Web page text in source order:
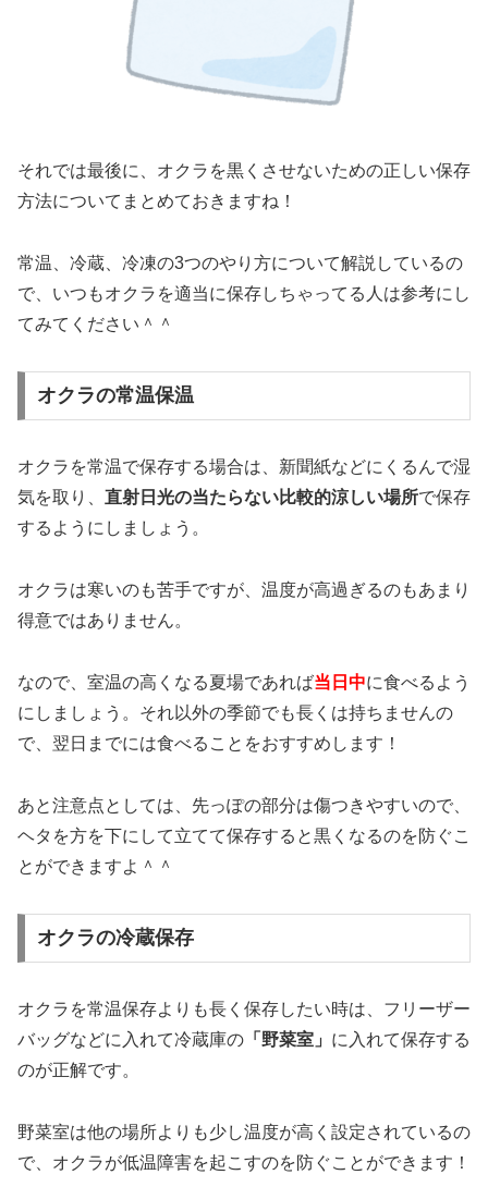
それでは最後に、オクラを黒くさせないための正しい保存
方法についてまとめておきますね！
常温、冷蔵、冷凍の3つのやり方について解説しているの
で、いつもオクラを適当に保存しちゃってる人は参考にし
てみてください＾＾
オクラの常温保温
オクラを常温で保存する場合は、新聞紙などにくるんで湿
気を取り、 直射日光の当たらない比較的涼しい場所で保存
するようにしましょう。
オクラは寒いのも苦手ですが、温度が高過ぎるのもあまり
得意ではありません。
なので、室温の高くなる夏場であれば当日中に食べるよう
にしましょう。それ以外の季節でも長くは持ちませんの
で、翌日までには食べることをおすすめします！
あと注意点としては、先っぽの部分は傷つきやすいので、
ヘタを方を下にして立てて保存すると黒くなるのを防ぐこ
とができますよ＾＾
オクラの冷蔵保存
オクラを常温保存よりも長く保存したい時は、フリーザー
バッグなどに入れて冷蔵庫の 「野菜室」 に入れて保存する
のが正解です。
野菜室は他の場所よりも少し温度が高く設定されているの
で、オクラが低温障害を起こすのを防ぐことができます！